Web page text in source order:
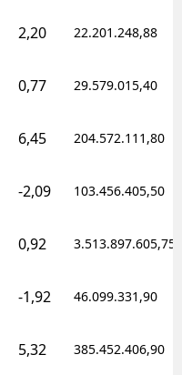
2,20 22.201.248,88
0,77 29.579.015,40
6,45 204.572.111,80
-2,09 103.456.405,50
0,92 3.513.897.605,75
-1,92 46.099.331,90
5,32 385.452.406,90